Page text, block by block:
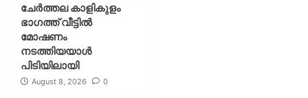
ചേർത്തല കാളികുളം
ഭാഗത്ത് വീട്ടിൽ
മോഷണം
നടത്തിയയാൾ
പിടിയിലായി
August 8, 2026 0